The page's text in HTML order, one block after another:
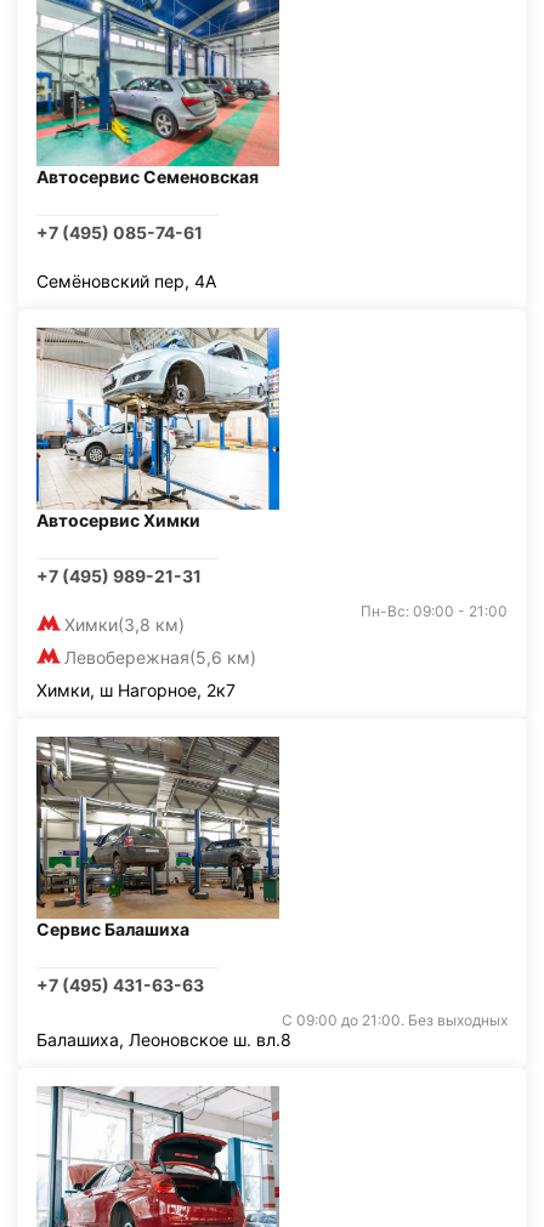
Автосервис Семеновская
+7 (495) 085-74-61
Семёновский пер, 4А
Автосервис Химки
+7 (495) 989-21-31
Химки(3,8 км)
Левобережная(5,6 км)
Пн-Вс: 09:00 - 21:00
Химки, ш Нагорное, 2к7
Сервис Балашиха
+7 (495) 431-63-63
С 09:00 до 21:00. Без выходных
Балашиха, Леоновское ш. вл.8